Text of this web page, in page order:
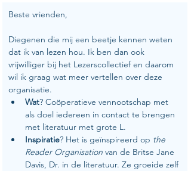
Beste vrienden,
Diegenen die mij een beetje kennen weten
dat ik van lezen hou. Ik ben dan ook
vrijwilliger bij het Lezerscollectief en daarom
wil ik graag wat meer vertellen over deze
organisatie.
Wat? Coöperatieve vennootschap met
als doel iedereen in contact te brengen
met literatuur met grote L.
Inspiratie? Het is geïnspireerd op the
Reader Organisation van de Britse Jane
Davis, Dr. in de literatuur. Ze groeide zelf